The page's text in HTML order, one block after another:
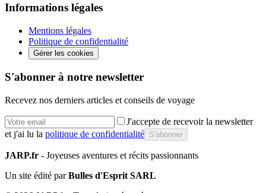
Informations légales
Mentions légales
Politique de confidentialité
Gérer les cookies
S'abonner à notre newsletter
Recevez nos derniers articles et conseils de voyage
J'accepte de recevoir la newsletter
et j'ai lu la politique de confidentialité S'abonner
JARP.fr - Joyeuses aventures et récits passionnants
Un site édité parBulles d'Esprit SARL